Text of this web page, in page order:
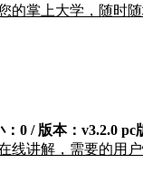
的掌上大学，随时
：0 / 版本：v3.2.0 pc
线讲解，需要的用